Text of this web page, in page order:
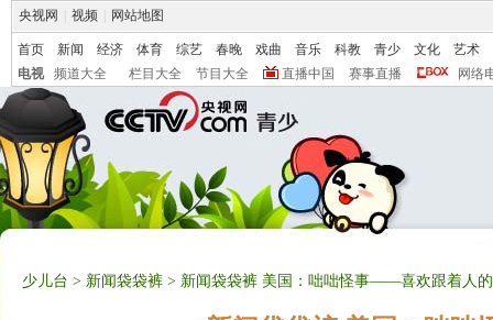
央视网 视频 网站地图
首页 新闻 经济 体育 综艺 春晚 戏曲 音乐 科教 青少 文化
艺术
电视
频道大全 栏目大全 节目大全 直播中国 赛事直播 网络
少儿台 > 新闻袋袋裤 > 新闻袋袋裤 美国：咄咄怪事——喜欢跟着人的